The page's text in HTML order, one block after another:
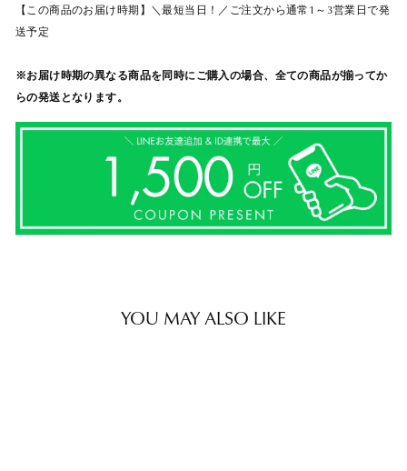
【この商品のお届け時期】＼最短当日！／ご注文から通常1～3営業日で発
送予定
※お届け時期の異なる商品を同時にご購入の場合、全ての商品が揃ってか
らの発送となります。
YOU MAY ALSO LIKE